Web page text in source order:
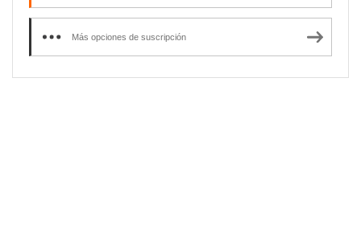
Más opciones de suscripción